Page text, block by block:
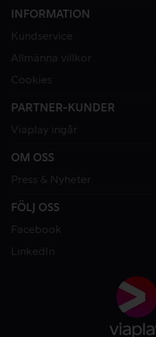
INFORMATION
Kundservice
Allmänna villkor
Cookies
PARTNER-KUNDER
Viaplay ingår
OM OSS
Press & Nyheter
FÖLJ OSS
Facebook
LinkedIn